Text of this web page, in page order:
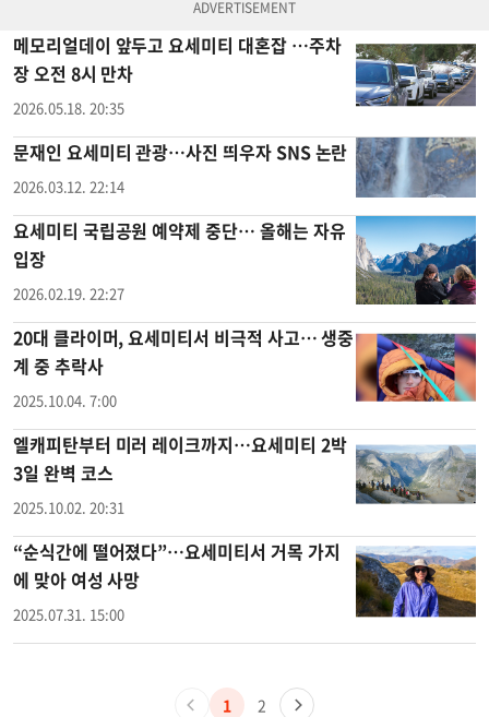
메모리얼데이 앞두고 요세미티 대혼잡 …주차
장 오전 8시 만차
2026.05.18. 20:35
문재인 요세미티 관광…사진 띄우자 SNS 논란
2026.03.12. 22:14
요세미티 국립공원 예약제 중단… 올해는 자유
입장
2026.02.19. 22:27
20대 클라이머, 요세미티서 비극적 사고… 생중
계 중 추락사
2025.10.04. 7:00
엘캐피탄부터 미러 레이크까지…요세미티 2박
3일 완벽 코스
2025.10.02. 20:31
“순식간에 떨어졌다”…요세미티서 거목 가지
에 맞아 여성 사망
2025.07.31. 15:00
1 2